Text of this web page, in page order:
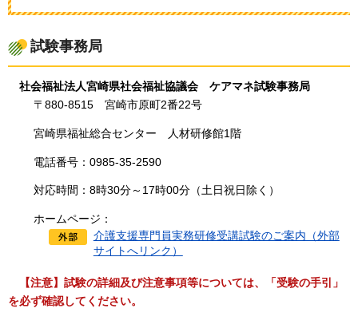
試験事務局
社会福祉法人宮崎県社会福祉協議会 ケアマネ試験事務局
〒880-8515
宮崎市原町2番22号
宮崎県福祉総合センター 人材研修館1階
電話番号：0985-35-2590
対応時間：8時30分～17時00分（土日祝日除く）
ホームページ：
介護支援専門員実務研修受講試験のご案内（外部
サイトへリンク）
【注意】 試験の詳細及び注意事項等については、「受験の手引」
を必ず確認してください。